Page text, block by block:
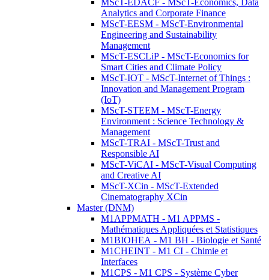
MScT-EDACF - MScT-Economics, Data
Analytics and Corporate Finance
MScT-EESM - MScT-Environmental
Engineering and Sustainability
Management
MScT-ESCLiP - MScT-Economics for
Smart Cities and Climate Policy
MScT-IOT - MScT-Internet of Things :
Innovation and Management Program
(IoT)
MScT-STEEM - MScT-Energy
Environment : Science Technology &
Management
MScT-TRAI - MScT-Trust and
Responsible AI
MScT-ViCAI - MScT-Visual Computing
and Creative AI
MScT-XCin - MScT-Extended
Cinematography XCin
Master (DNM)
M1APPMATH - M1 APPMS -
Mathématiques Appliquées et Statistiques
M1BIOHEA - M1 BH - Biologie et Santé
M1CHEINT - M1 CI - Chimie et
Interfaces
M1CPS - M1 CPS - Système Cyber